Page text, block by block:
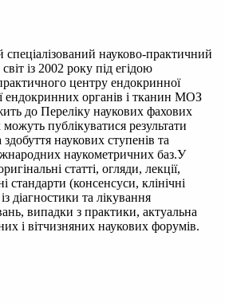
науково-практичний
із 2002 року під егідою
центру ендокринної
ендокринних органів і тканин МОЗ
до Переліку наукових фахових
публікуватися результати
наукових ступенів та
наукометричних баз.У
статті, огляди, лекції,
стандарти (консенсуси, клінічні
діагностики та лікування
випадки з практики, актуальна
і вітчизняних наукових форумів.